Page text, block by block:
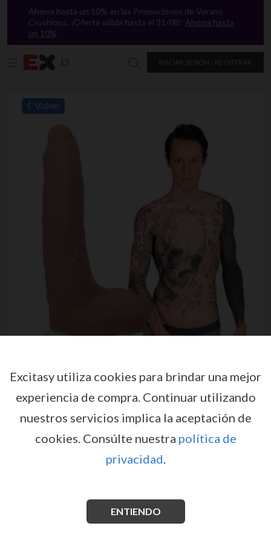
`
Ahorra hasta un 10% en las Promociones de Verano
Crushious. ¡Oferta válida hasta el 31/08! Ahorra hasta
un 10%
ES INICIAR SESIÓN / REGISTRAR
Buscar en Excitasy
Volver
DILDO REALISTA OWEN GRAY
ULTRASKYN 9 /22 CM DOC
Dildo realista moldeado a partir del actor Owen Gray
Excitasy utiliza cookies para brindar una mejor
experiencia de compra.Continuar utilizando
nuestros servicios implica la aceptación de
cookies.Consúlte nuestra política de
privacidad.
ENTIENDO